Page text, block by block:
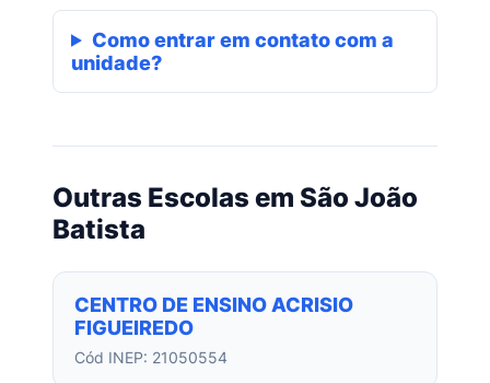
Como entrar em contato com a
unidade?
Outras Escolas em São João
Batista
CENTRO DE ENSINO ACRISIO
FIGUEIREDO
Cód INEP: 21050554